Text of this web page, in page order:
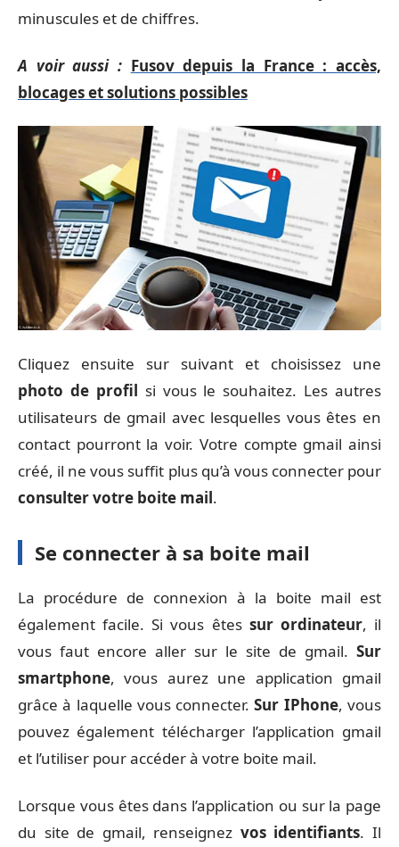
minuscules et de chiffres.
A voir aussi : Fusov depuis la France : accès,
blocages et solutions possibles
Cliquez ensuite sur suivant et choisissez une
photo de profil si vous le souhaitez. Les autres
utilisateurs de gmail avec lesquelles vous êtes en
contact pourront la voir. Votre compte gmail ainsi
créé, il ne vous suffit plus qu’à vous connecter pour
consulter votre boite mail.
Se connecter à sa boite mail
La procédure de connexion à la boite mail est
également facile. Si vous êtes sur ordinateur, il
vous faut encore aller sur le site de gmail. Sur
smartphone, vous aurez une application gmail
grâce à laquelle vous connecter.Sur IPhone, vous
pouvez également télécharger l’application gmail
et l’utiliser pour accéder à votre boite mail.
Lorsque vous êtes dans l’application ou sur la page
du site de gmail, renseignez vos identifiants. Il